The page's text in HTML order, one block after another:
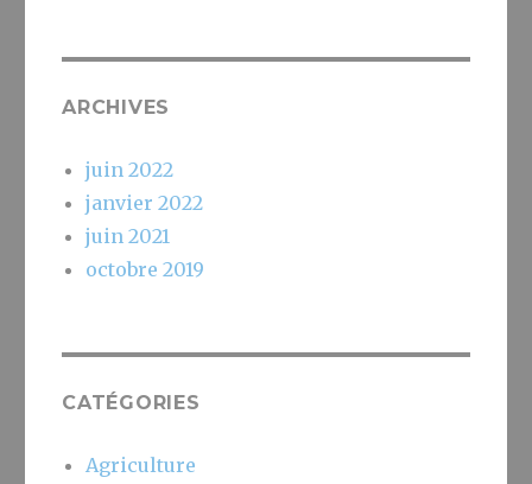
ARCHIVES
juin 2022
janvier 2022
juin 2021
octobre 2019
CATÉGORIES
Agriculture